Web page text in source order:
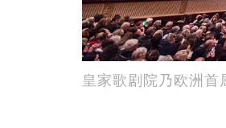
皇家歌剧院乃欧洲首